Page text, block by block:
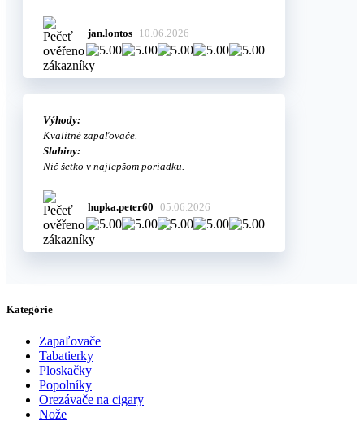
jan.lontos 10.06.2026
Výhody:
Kvalitné zapaľovače.
Slabiny:
Nič šetko v najlepšom poriadku.
hupka.peter60 05.06.2026
Kategórie
Zapaľovače
Tabatierky
Ploskačky
Popolníky
Orezávače na cigary
Nože